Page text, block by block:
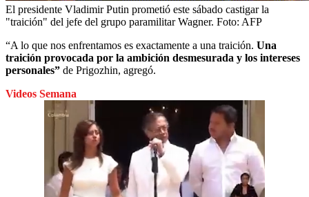
El presidente Vladimir Putin prometió este sábado castigar la
"traición" del jefe del grupo paramilitar Wagner. Foto: AFP
“A lo que nos enfrentamos es exactamente a una traición. Una
traición provocada por la ambición desmesurada y los intereses
personales” de Prigozhin, agregó.
Videos Semana